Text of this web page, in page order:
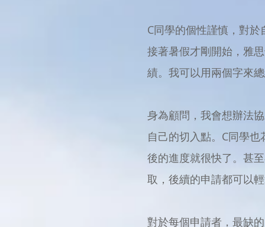
C同學的個性謹慎，對
接著暑假才剛開始，雅
績。我可以用兩個字來
身為顧問，我會想辦法
自己的切入點。C同學
後的進度就很快了。甚
取，後續的申請都可以
對於每個申請者，最缺